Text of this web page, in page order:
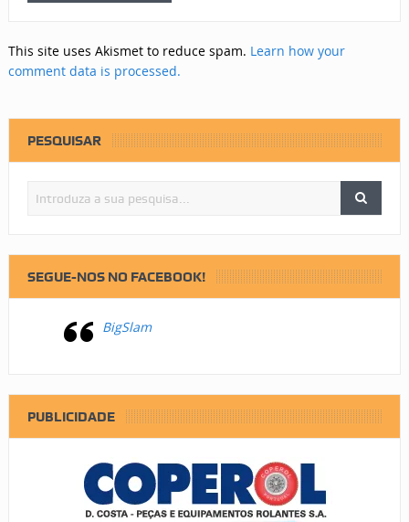
This site uses Akismet to reduce spam. Learn how your
comment data is processed.
PESQUISAR
SEGUE-NOS NO FACEBOOK!
BigSlam
PUBLICIDADE